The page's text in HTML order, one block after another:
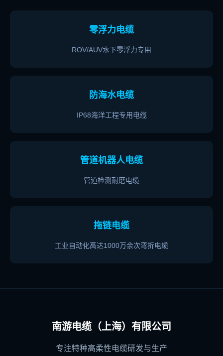
零浮力电缆
ROV/AUV水下零浮力专用
防海水电缆
IP68海洋工程专用电缆
管道机器人电缆
管道检测耐磨电缆
拖链电缆
工业自动化高达1000万余次弯折电缆
南游电缆（上海）有限公司
专注特种高柔性电缆研发与生产